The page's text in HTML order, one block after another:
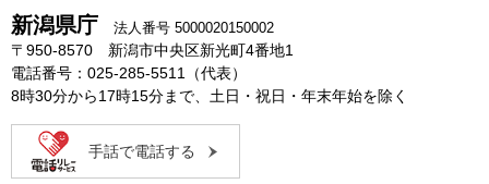
新潟県庁 法人番号 5000020150002
〒950-8570 新潟市中央区新光町4番地1
電話番号：025-285-5511（代表）
8時30分から17時15分まで、土日・祝日・年末年始を除く
手話で電話する